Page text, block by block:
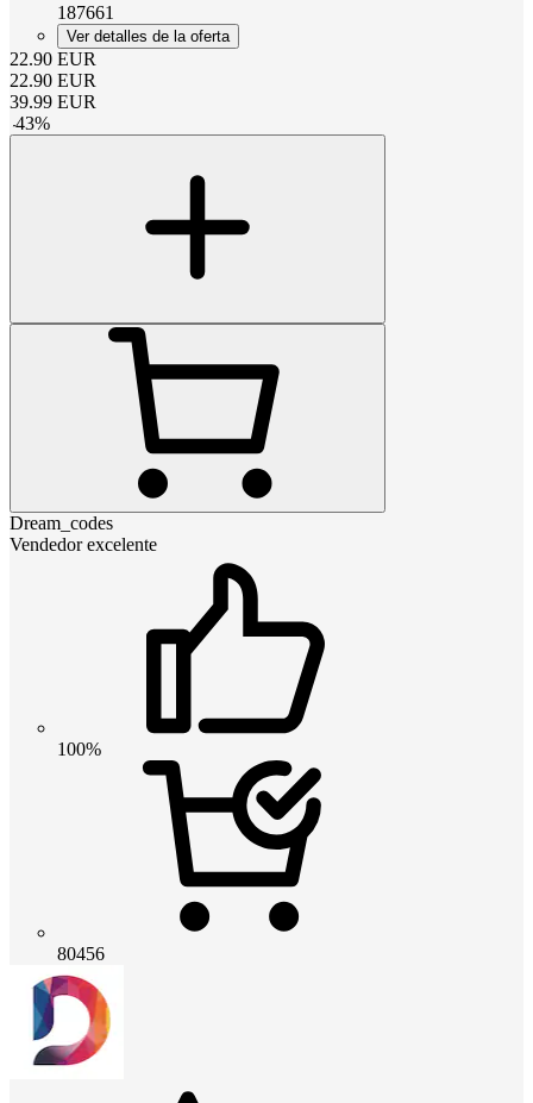
187661
Ver detalles de la oferta
22.90 EUR
22.90 EUR
39.99 EUR
-43%
Dream_codes
Vendedor excelente
100%
80456